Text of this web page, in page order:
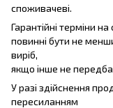
споживачеві.
Гарантійні терміни
повинні бути не
виріб,
якщо інше не
У разі здійснення
пересиланням